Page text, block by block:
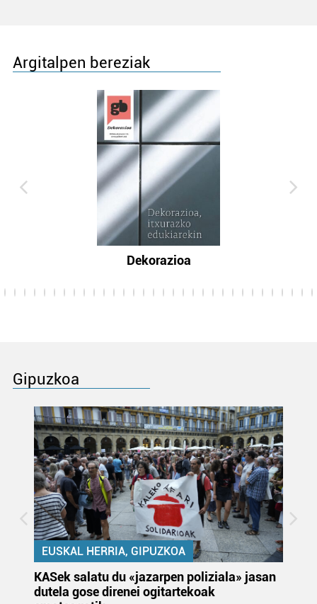
Argitalpen bereziak
Dekorazioa
Gipuzkoa
EUSKAL HERRIA, GIPUZKOA
KASek salatu du «jazarpen poliziala» jasan
dutela gose direnei ogitartekoak